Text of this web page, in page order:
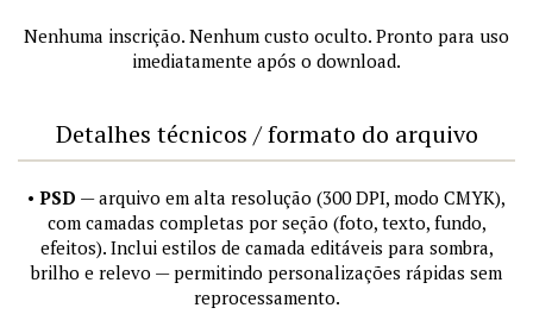
Nenhuma inscrição. Nenhum custo oculto. Pronto para uso
imediatamente após o download.
Detalhes técnicos / formato do arquivo
• PSD — arquivo em alta resolução (300 DPI, modo CMYK),
com camadas completas por seção (foto, texto, fundo,
efeitos). Inclui estilos de camada editáveis para sombra,
brilho e relevo — permitindo personalizações rápidas sem
reprocessamento.